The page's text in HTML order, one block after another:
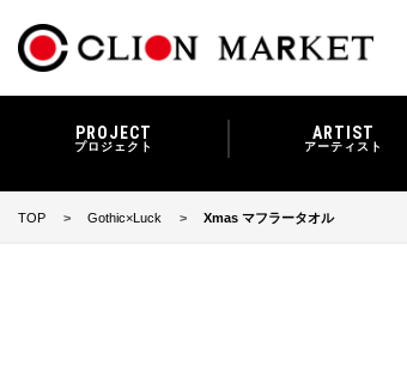
PROJECT
プロジェクト
ARTIST
アーティスト
TOP Gothic×Luck Xmas マフラータオル